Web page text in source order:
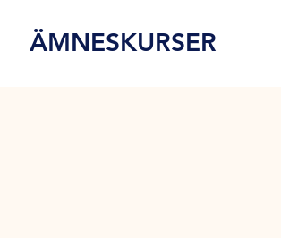
ÄMNESKURSER